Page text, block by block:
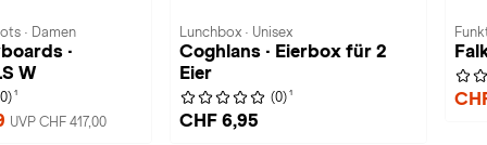
· Damen
·
W
1
UVP CHF 417,00
Lunchbox · Unisex
Coghlans · Eierbox für 2
Eier
(0) 1
CHF 6,95